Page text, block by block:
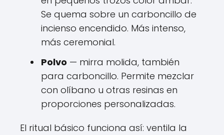
Se quema sobre un carboncillo de
incienso encendido. Más intenso,
más ceremonial.
Polvo — mirra molida, también
para carboncillo. Permite mezclar
con olíbano u otras resinas en
proporciones personalizadas.
El ritual básico funciona así: ventila la